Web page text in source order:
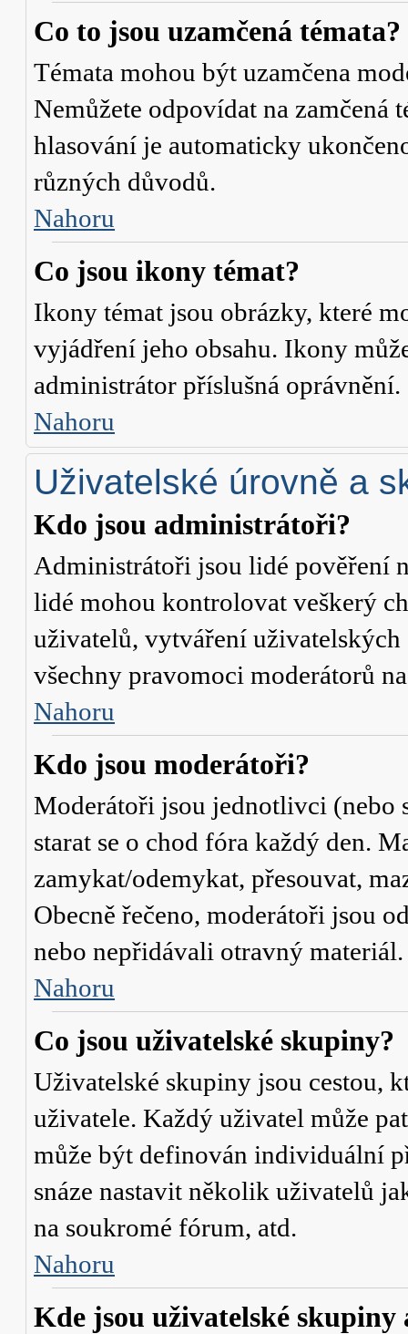
Co to jsou uzamčená témata?
Témata mohou být uzamčena
Nemůžete odpovídat na zamčená
hlasování je automaticky
různých důvodů.
Nahoru
Co jsou ikony témat?
Ikony témat jsou obrázky, které
vyjádření jeho obsahu. Ikony
administrátor příslušná oprávnění.
Nahoru
Uživatelské úrovně a
Kdo jsou administrátoři?
Administrátoři jsou lidé pověření
lidé mohou kontrolovat veškerý
uživatelů, vytváření
všechny pravomoci moderátorů
Nahoru
Kdo jsou moderátoři?
Moderátoři jsou jednotlivci (nebo
starat se o chod fóra každý den.
zamykat/odemykat, přesouvat,
Obecně řečeno, moderátoři jsou
nebo nepřidávali otravný materiál.
Nahoru
Co jsou uživatelské skupiny?
Uživatelské skupiny jsou cestou,
uživatele. Každý uživatel může
může být definován individuální
snáze nastavit několik uživatelů
na soukromé fórum, atd.
Nahoru
Kde jsou uživatelské